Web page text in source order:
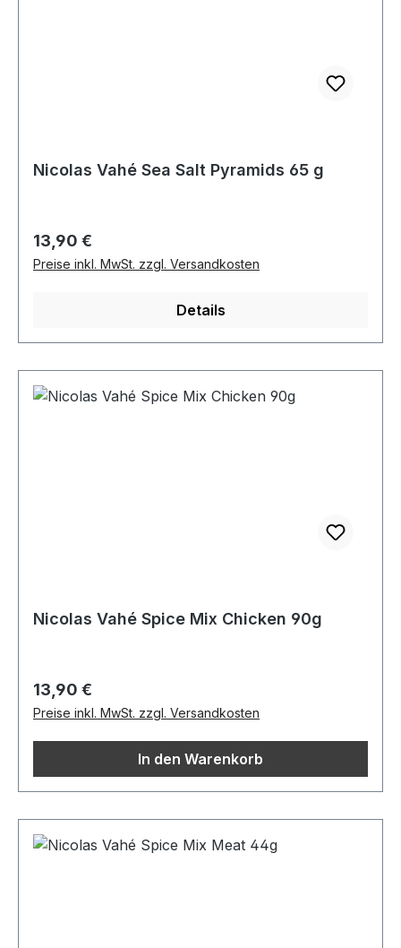
Nicolas Vahé Sea Salt Pyramids 65 g
Regulärer Preis:
13,90 €
Preise inkl. MwSt. zzgl. Versandkosten
Details
Nicolas Vahé Spice Mix Chicken 90g
Regulärer Preis:
13,90 €
Preise inkl. MwSt. zzgl. Versandkosten
In den Warenkorb